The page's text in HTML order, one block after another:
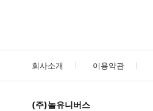
회사소개 이용약관
(주)놀유니버스